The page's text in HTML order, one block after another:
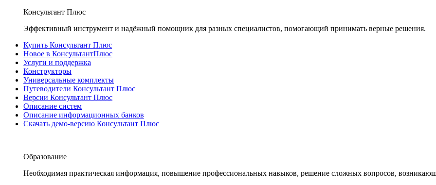
Консультант Плюс
Эффективный инструмент и надёжный помощник для разных специалистов, помогающий принимать верные решения.
Купить Консультант Плюс
Новое в КонсультантПлюс
Услуги и поддержка
Конструкторы
Универсальные комплекты
Путеводители Консультант Плюс
Версии Консультант Плюс
Описание систем
Описание информационных банков
Скачать демо-версию Консультант Плюс
Образование
Необходимая практическая информация, повышение профессиональных навыков, решение сложных вопросов,